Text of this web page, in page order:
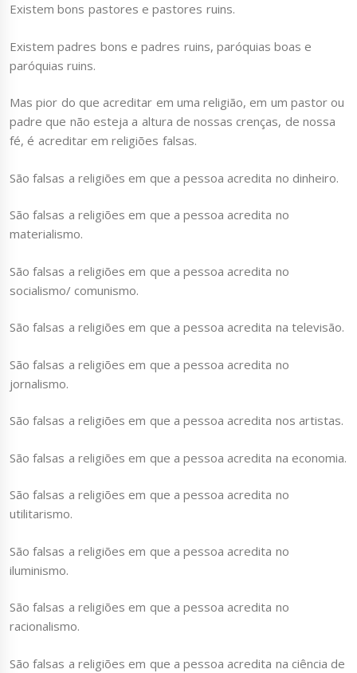
Existem bons pastores e pastores ruins.
Existem padres bons e padres ruins, paróquias boas e
paróquias ruins.
Mas pior do que acreditar em uma religião, em um pastor ou
padre que não esteja a altura de nossas crenças, de nossa
fé, é acreditar em religiões falsas.
São falsas a religiões em que a pessoa acredita no dinheiro.
São falsas a religiões em que a pessoa acredita no
materialismo.
São falsas a religiões em que a pessoa acredita no
socialismo/ comunismo.
São falsas a religiões em que a pessoa acredita na televisão.
São falsas a religiões em que a pessoa acredita no
jornalismo.
São falsas a religiões em que a pessoa acredita nos artistas.
São falsas a religiões em que a pessoa acredita na economia.
São falsas a religiões em que a pessoa acredita no
utilitarismo.
São falsas a religiões em que a pessoa acredita no
iluminismo.
São falsas a religiões em que a pessoa acredita no
racionalismo.
São falsas a religiões em que a pessoa acredita na ciência de